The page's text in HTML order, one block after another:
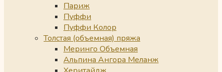
Париж
Пуффи
Пуффи Колор
Толстая (объемная) пряжа
Меринго Объемная
Альпина Ангора Меланж